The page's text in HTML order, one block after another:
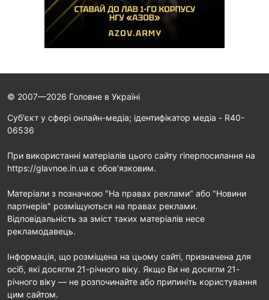
© 2007—2026 Головне в Україні
Cуб'єкт у сфері онлайн-медіа; ідентифікатор медіа - R40-
06536
При використанні матеріалів цього сайту гіперпосилання на
https://glavnoe.in.ua є обов'язковим.
Матеріали з позначкою "На правах реклами" або "Новини
партнерів" розміщуються на правах реклами.
Відповідальність за зміст таких матеріалів несе
рекламодавець.
Інформація, що розміщена на цьому сайті, призначена для
осіб, які досягли 21-річного віку. Якщо Ви не досягли 21-
річного віку — не розпочинайте або припиніть користування
цим сайтом.